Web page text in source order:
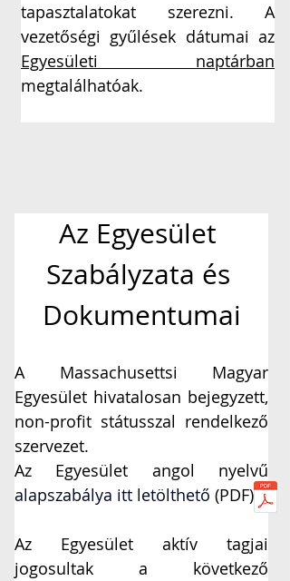
tapasztalatokat szerezni. A
Egyesületi naptárban
megtalálhatóak.
Az Egyesület
Szabályzata és
Dokumentumai
A Massachusettsi Magyar
Egyesület hivatalosan bejegyzett,
non-profit státusszal rendelkező
szervezet.
alapszabálya itt letölthető (PDF):
Az Egyesület aktív tagjai
jogosultak a következő